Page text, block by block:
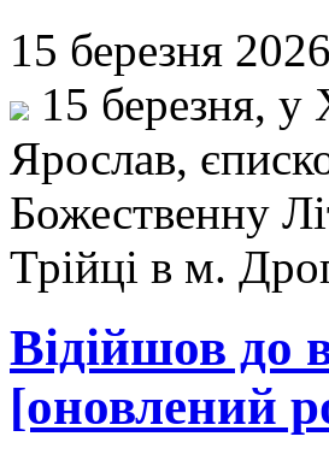
15 березня 2026
15 березня, у
Ярослав,
Божественну
Трійці в м.
Відійшов до
[оновлений